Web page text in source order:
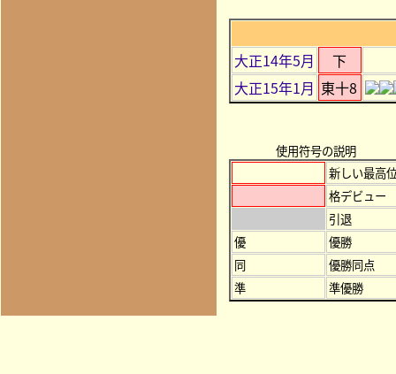
大正14年5月
下
大正15年1月 東十8
使用符号の説明
新しい最高
格デビュー
引退
優
優勝
同
優勝同点
準
準優勝